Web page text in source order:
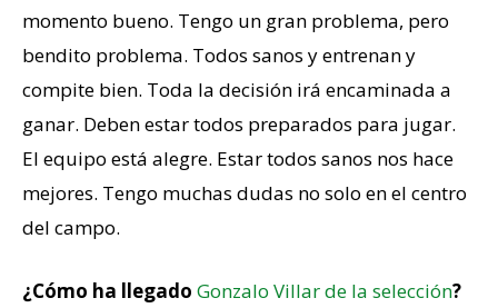
momento bueno. Tengo un gran problema, pero
bendito problema. Todos sanos y entrenan y
compite bien. Toda la decisión irá encaminada a
ganar. Deben estar todos preparados para jugar.
El equipo está alegre. Estar todos sanos nos hace
mejores. Tengo muchas dudas no solo en el centro
del campo.
¿Cómo ha llegado Gonzalo Villar de la selección?